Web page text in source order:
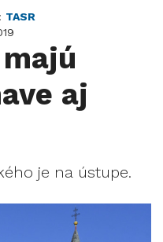
TASR
aj
je na ústupe.